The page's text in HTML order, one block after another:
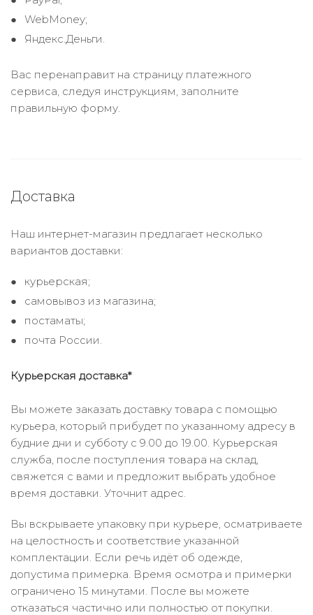
WebMoney;
Яндекс.Деньги.
Вас перенаправит на страницу платежного
сервиса, следуя инструкциям, заполните
правильную форму.
Доставка
Наш интернет-магазин предлагает несколько
вариантов доставки:
курьерская;
самовывоз из магазина;
постаматы;
почта России.
Курьерская доставка*
Вы можете заказать доставку товара с помощью
курьера, который прибудет по указанному адресу в
будние дни и субботу с 9.00 до 19.00. Курьерская
служба, после поступления товара на склад,
свяжется с вами и предложит выбрать удобное
время доставки. Уточнит адрес.
Вы вскрываете упаковку при курьере, осматриваете
на целостность и соответствие указанной
комплектации. Если речь идёт об одежде,
допустима примерка. Время осмотра и примерки
ограничено 15 минутами. После вы можете
отказаться частично или полностью от покупки.